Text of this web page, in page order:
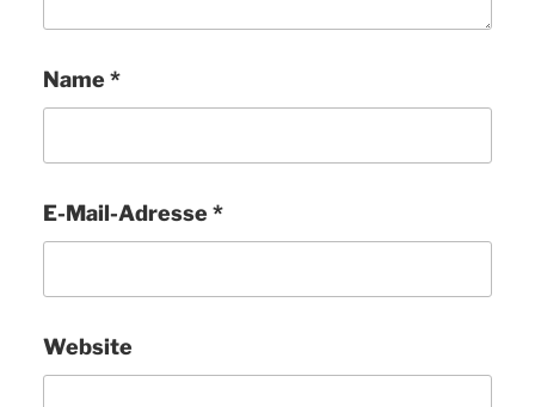
Name *
E-Mail-Adresse *
Website